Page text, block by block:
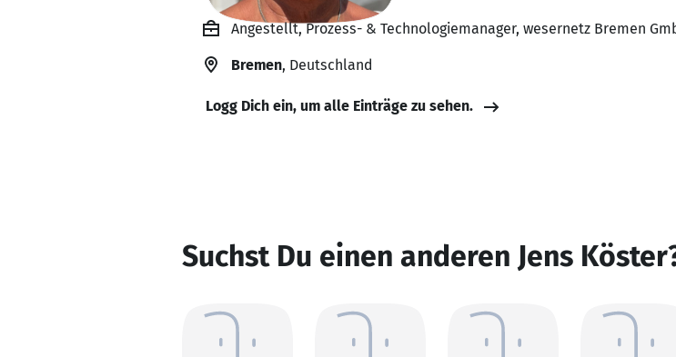
Angestellt, Prozess- & Technologiemanager, wesernetz Bremen
Bremen, Deutschland
Logg Dich ein, um alle Einträge zu sehen.
Suchst Du einen anderen Jens